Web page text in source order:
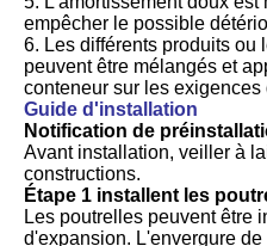
empêcher le possible
6. Les différents produits ou
peuvent être mélangés et
conteneur sur les exigences
Guide d'installation
Notification de
Avant installation, veiller à
constructions.
Étape 1 installent les
Les poutrelles peuvent être
d'expansion. L'envergure